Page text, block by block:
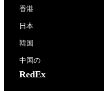
香港
日本
韓国
中国の
RedEx